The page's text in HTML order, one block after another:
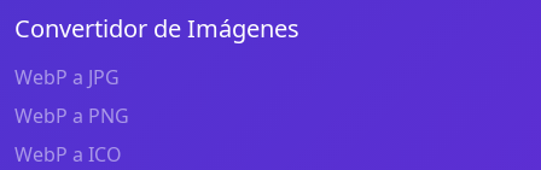
Convertidor de Imágenes
WebP a JPG
WebP a PNG
WebP a ICO